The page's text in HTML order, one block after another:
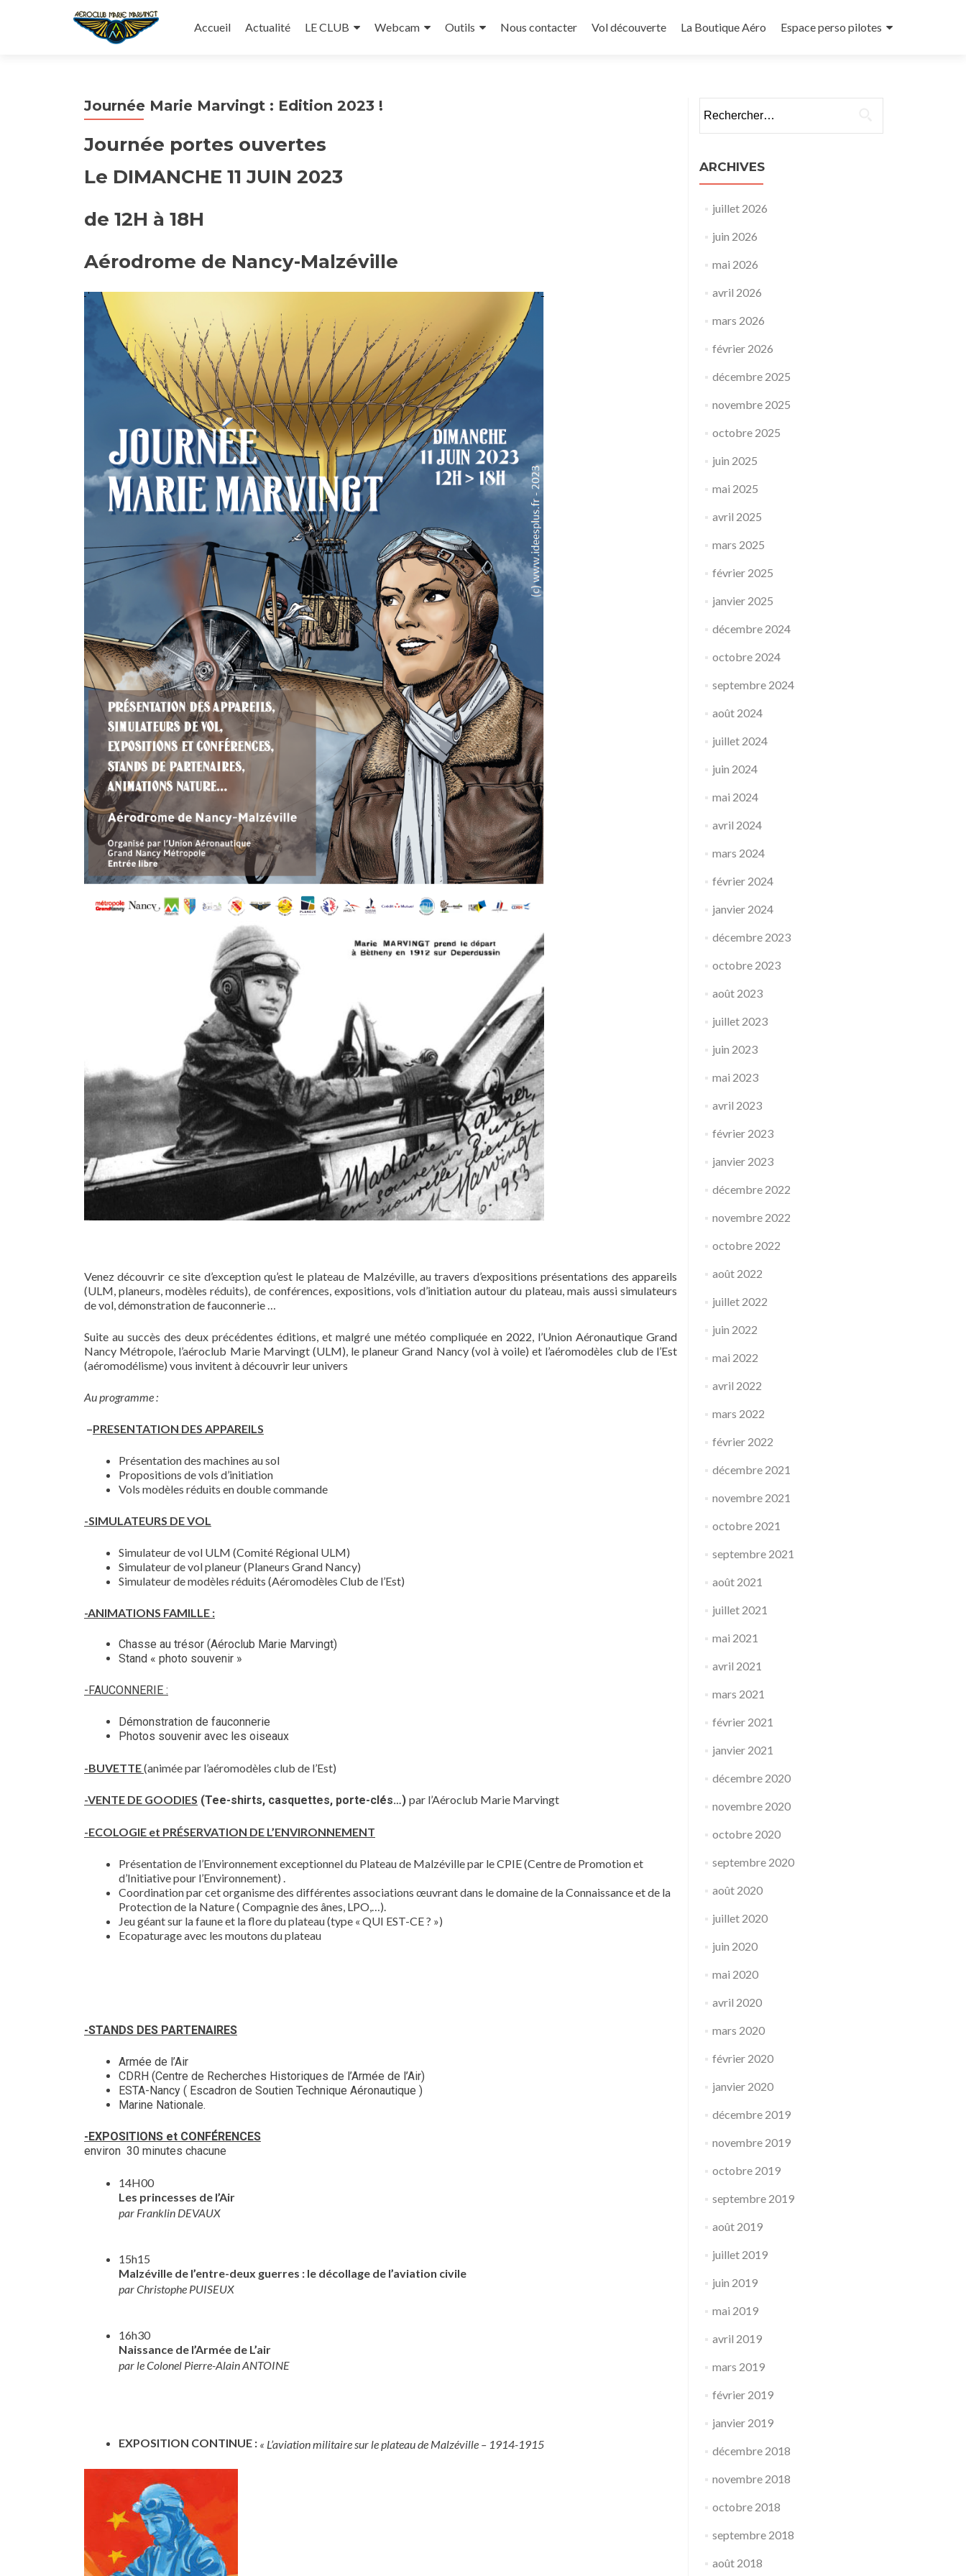
au
Accueil Actualité LE CLUB Webcam Outils Nous contacter Vol découverte La Boutique Aéro Espace perso pilotes
Journée Marie Marvingt : Edition 2023 !
Journée portes ouvertes
Le DIMANCHE 11 JUIN 2023
de 12H à 18H
Aérodrome de Nancy-Malzéville
Venez découvrir ce site d’exception qu’est le plateau de Malzéville, au travers d’expositions présentations des appareils
(ULM, planeurs, modèles réduits), de conférences, expositions, vols d’initiation autour du plateau, mais aussi simulateurs
de vol, démonstration de fauconnerie …
Suite au succès des deux précédentes éditions, et malgré une météo compliquée en 2022, l’Union Aéronautique Grand
Nancy Métropole, l’aéroclub Marie Marvingt (ULM), le planeur Grand Nancy (vol à voile) et l’aéromodèles club de l’Est
(aéromodélisme) vous invitent à découvrir leur univers
Au programme :
–PRESENTATION DES APPAREILS
Présentation des machines au sol
Propositions de vols d’initiation
Vols modèles réduits en double commande
-SIMULATEURS DE VOL
Simulateur de vol ULM (Comité Régional ULM)
Simulateur de vol planeur (Planeurs Grand Nancy)
Simulateur de modèles réduits (Aéromodèles Club de l’Est)
-ANIMATIONS FAMILLE :
Chasse au trésor (Aéroclub Marie Marvingt)
Stand « photo souvenir »
-FAUCONNERIE :
Démonstration de fauconnerie
Photos souvenir avec les oiseaux
-BUVETTE(animée par l’aéromodèles club de l’Est)
-VENTE DE GOODIES (Tee-shirts, casquettes, porte-clés…) par l’Aéroclub Marie Marvingt
-ECOLOGIE et PRÉSERVATION DE L’ENVIRONNEMENT
Présentation de l’Environnement exceptionnel du Plateau de Malzéville par le CPIE (Centre de Promotion et
d’Initiative pour l’Environnement) .
Coordination par cet organisme des différentes associations œuvrant dans le domaine de la Connaissance et de la
Protection de la Nature ( Compagnie des ânes, LPO,…).
Jeu géant sur la faune et la flore du plateau (type « QUI EST-CE ? »)
Ecopaturage avec les moutons du plateau
-STANDS DES PARTENAIRES
Armée de l’Air
CDRH (Centre de Recherches Historiques de l’Armée de l’Air)
ESTA-Nancy ( Escadron de Soutien Technique Aéronautique )
Marine Nationale.
-EXPOSITIONS et CONFÉRENCES
environ 30 minutes chacune
14H00
Les princesses de l’Air
par Franklin DEVAUX
15h15
Malzéville de l’entre-deux guerres : le décollage de l’aviation civile
par Christophe PUISEUX
16h30
Naissance de l’Armée de L’air
par le Colonel Pierre-Alain ANTOINE
EXPOSITION CONTINUE : « L’aviation militaire sur le plateau de Malzéville – 1914-1915
ARCHIVES
juillet 2026
juin 2026
mai 2026
avril 2026
mars 2026
février 2026
décembre 2025
novembre 2025
octobre 2025
juin 2025
mai 2025
avril 2025
mars 2025
février 2025
janvier 2025
décembre 2024
octobre 2024
septembre 2024
août 2024
juillet 2024
juin 2024
mai 2024
avril 2024
mars 2024
février 2024
janvier 2024
décembre 2023
octobre 2023
août 2023
juillet 2023
juin 2023
mai 2023
avril 2023
février 2023
janvier 2023
décembre 2022
novembre 2022
octobre 2022
août 2022
juillet 2022
juin 2022
mai 2022
avril 2022
mars 2022
février 2022
décembre 2021
novembre 2021
octobre 2021
septembre 2021
août 2021
juillet 2021
mai 2021
avril 2021
mars 2021
février 2021
janvier 2021
décembre 2020
novembre 2020
octobre 2020
septembre 2020
août 2020
juillet 2020
juin 2020
mai 2020
avril 2020
mars 2020
février 2020
janvier 2020
décembre 2019
novembre 2019
octobre 2019
septembre 2019
août 2019
juillet 2019
juin 2019
mai 2019
avril 2019
mars 2019
février 2019
janvier 2019
décembre 2018
novembre 2018
octobre 2018
septembre 2018
août 2018